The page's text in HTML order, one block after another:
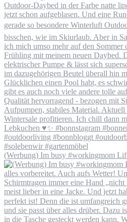
(Werbung) Im busy #workingmom